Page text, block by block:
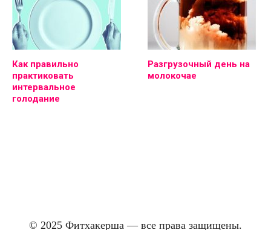
Как правильно
практиковать
интервальное
голодание
Разгрузочный день на
молокочае
© 2025 Фитхакерша — все права защищены.